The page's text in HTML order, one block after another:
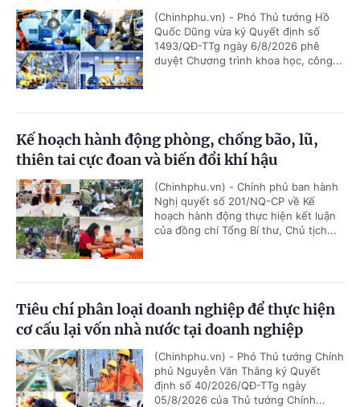
(Chinhphu.vn) - Phó Thủ tướng Hồ
Quốc Dũng vừa ký Quyết định số
1493/QĐ-TTg ngày 6/8/2026 phê
duyệt Chương trình khoa học, công...
Kế hoạch hành động phòng, chống bão, lũ,
thiên tai cực đoan và biến đổi khí hậu
(Chinhphu.vn) - Chính phủ ban hành
Nghị quyết số 201/NQ-CP về Kế
hoạch hành động thực hiện kết luận
của đồng chí Tổng Bí thư, Chủ tịch...
Tiêu chí phân loại doanh nghiệp để thực hiện
cơ cấu lại vốn nhà nước tại doanh nghiệp
(Chinhphu.vn) - Phó Thủ tướng Chính
phủ Nguyễn Văn Thắng ký Quyết
định số 40/2026/QĐ-TTg ngày
05/8/2026 của Thủ tướng Chính...